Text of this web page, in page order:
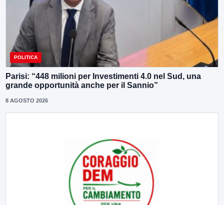
POLITICA
Parisi: “448 milioni per Investimenti 4.0 nel Sud, una
grande opportunità anche per il Sannio”
8 AGOSTO 2026